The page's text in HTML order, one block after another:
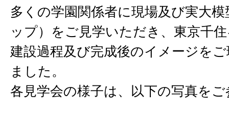
多くの学園関係者に現場及び実大
ップ）をご見学いただき、東京千
建設過程及び完成後のイメージを
ました。
各見学会の様子は、以下の写真を